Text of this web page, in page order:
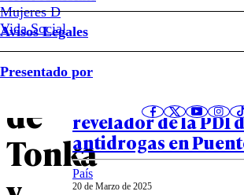
Mujeres D
Vida Social
Avisos Legales
Presentado por
la
casa
de
Tonka
28 de Marzo de 2025
Lo que se sabe del
revelador de la PDI
antidrogas en
País
20 de Marzo de 2025